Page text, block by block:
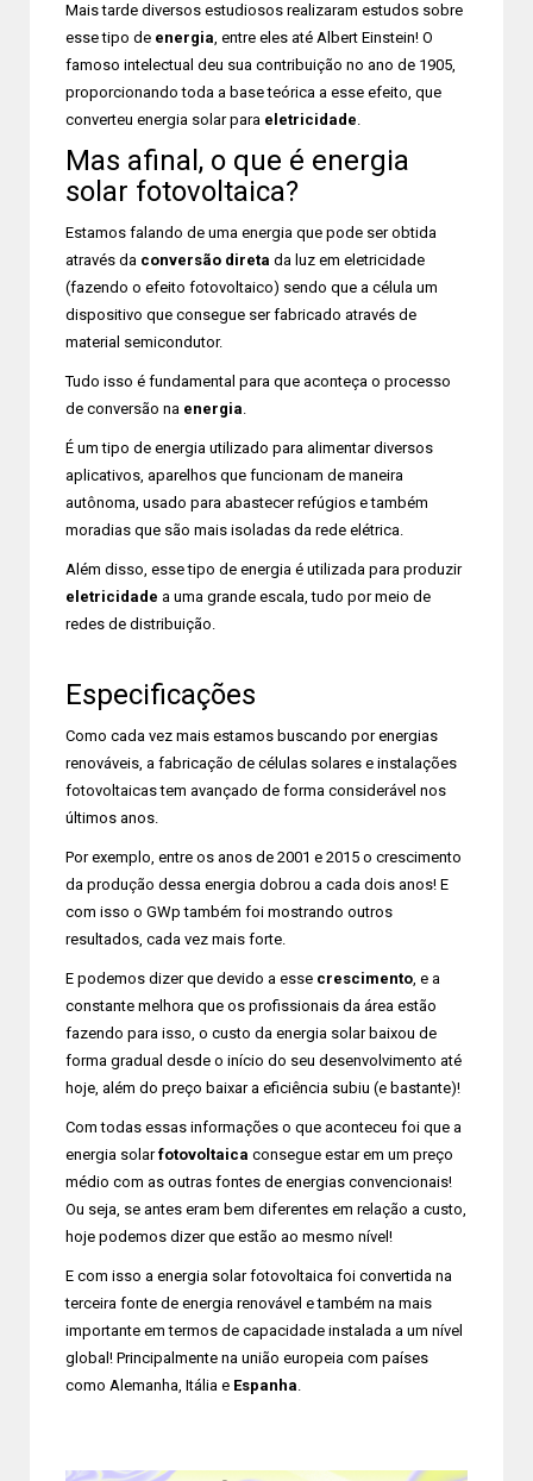
Mais tarde diversos estudiosos realizaram estudos sobre
esse tipo de energia, entre eles até Albert Einstein! O
famoso intelectual deu sua contribuição no ano de 1905,
proporcionando toda a base teórica a esse efeito, que
converteu energia solar para eletricidade.
Mas afinal, o que é energia
solar fotovoltaica?
Estamos falando de uma energia que pode ser obtida
através da conversão direta da luz em eletricidade
(fazendo o efeito fotovoltaico) sendo que a célula um
dispositivo que consegue ser fabricado através de
material semicondutor.
Tudo isso é fundamental para que aconteça o processo
de conversão na energia.
É um tipo de energia utilizado para alimentar diversos
aplicativos, aparelhos que funcionam de maneira
autônoma, usado para abastecer refúgios e também
moradias que são mais isoladas da rede elétrica.
Além disso, esse tipo de energia é utilizada para produzir
eletricidade a uma grande escala, tudo por meio de
redes de distribuição.
Especificações
Como cada vez mais estamos buscando por energias
renováveis, a fabricação de células solares e instalações
fotovoltaicas tem avançado de forma considerável nos
últimos anos.
Por exemplo, entre os anos de 2001 e 2015 o crescimento
da produção dessa energia dobrou a cada dois anos! E
com isso o GWp também foi mostrando outros
resultados, cada vez mais forte.
E podemos dizer que devido a esse crescimento, e a
constante melhora que os profissionais da área estão
fazendo para isso, o custo da energia solar baixou de
forma gradual desde o início do seu desenvolvimento até
hoje, além do preço baixar a eficiência subiu (e bastante)!
Com todas essas informações o que aconteceu foi que a
energia solarfotovoltaica consegue estar em um preço
médio com as outras fontes de energias convencionais!
Ou seja, se antes eram bem diferentes em relação a custo,
hoje podemos dizer que estão ao mesmo nível!
E com isso a energia solar fotovoltaica foi convertida na
terceira fonte de energia renovável e também na mais
importante em termos de capacidade instalada a um nível
global! Principalmente na união europeia com países
como Alemanha, Itália e Espanha.